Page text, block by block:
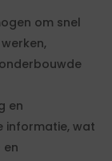
om snel
en
informatie, wat
en